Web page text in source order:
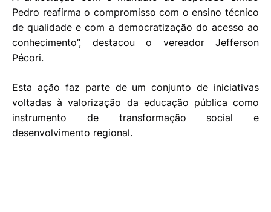
Pedro reafirma o compromisso com o ensino técnico
de qualidade e com a democratização do acesso ao
conhecimento”, destacou o vereador Jefferson
Pécori.
Esta ação faz parte de um conjunto de iniciativas
voltadas à valorização da educação pública como
instrumento de transformação social e
desenvolvimento regional.